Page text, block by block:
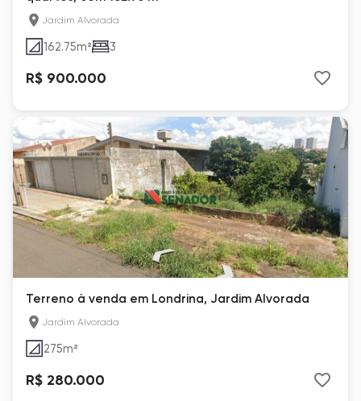
Jardim Alvorada
162.75m² 3
R$ 900.000
Terreno à venda em Londrina, Jardim Alvorada
Jardim Alvorada
275m²
R$ 280.000